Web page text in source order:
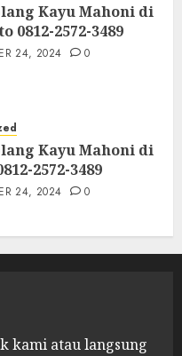
Kayu Mahoni di
0812-2572-3489
24, 2024 0
Kayu Mahoni di
2572-3489
24, 2024 0
kami atau langsung